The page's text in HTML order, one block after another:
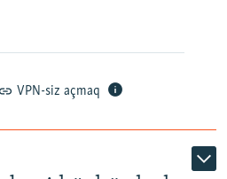
VPN-siz açmaq